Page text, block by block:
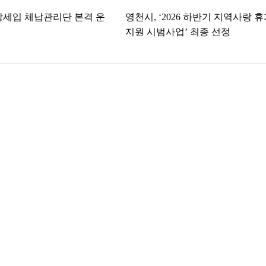
세입 체납관리단 본격 운
영천시, ‘2026 하반기 지역사랑 휴
지원 시범사업’ 최종 선정